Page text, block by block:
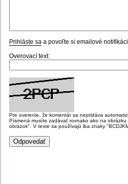
Prihláste sa a povoľte si emailové
Overovací text:
Pre overenie, že komentár sa nepridáva
Písmená musíte zadávať rovnako ako na
obrázok". V texte sa používajú iba znaky